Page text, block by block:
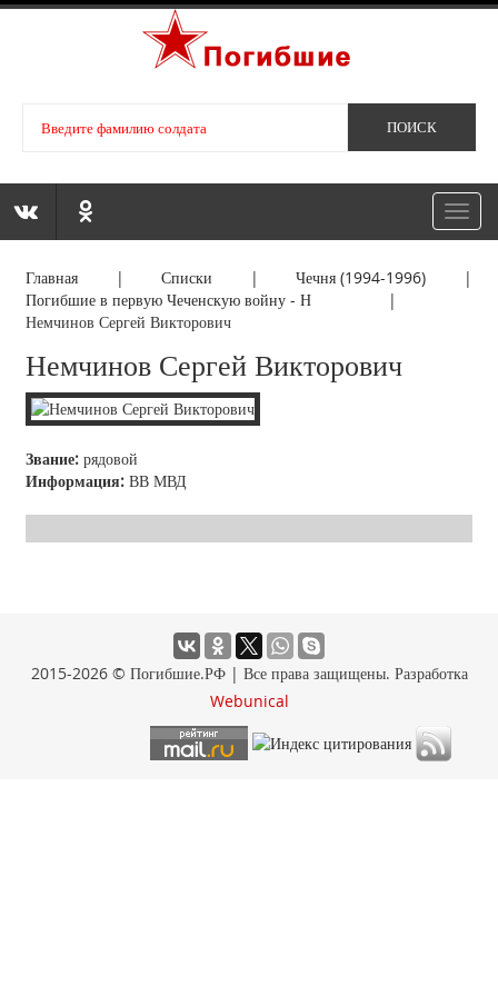
Главная |Списки |Чечня (1994-1996) |
Погибшие в первую Чеченскую войну - Н |
Немчинов Сергей Викторович
Немчинов Сергей Викторович
Звание: рядовой
Информация: ВВ МВД
2015-2026 © Погибшие.РФ | Все права защищены. Разработка
Webunical